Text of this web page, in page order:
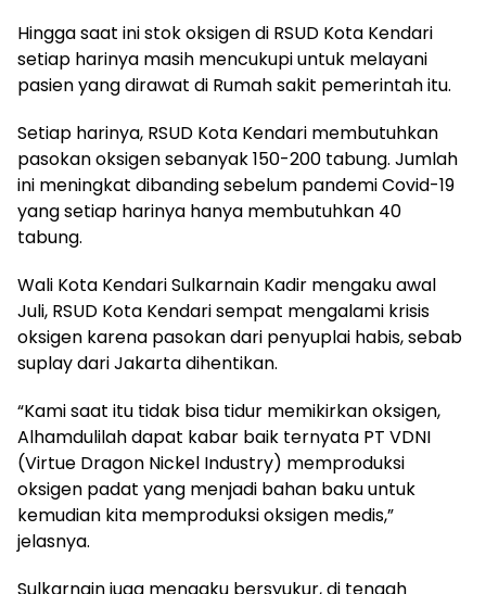
Hingga saat ini stok oksigen di RSUD Kota Kendari
setiap harinya masih mencukupi untuk melayani
pasien yang dirawat di Rumah sakit pemerintah itu.
Setiap harinya, RSUD Kota Kendari membutuhkan
pasokan oksigen sebanyak 150-200 tabung. Jumlah
ini meningkat dibanding sebelum pandemi Covid-19
yang setiap harinya hanya membutuhkan 40
tabung.
Wali Kota Kendari Sulkarnain Kadir mengaku awal
Juli, RSUD Kota Kendari sempat mengalami krisis
oksigen karena pasokan dari penyuplai habis, sebab
suplay dari Jakarta dihentikan.
“Kami saat itu tidak bisa tidur memikirkan oksigen,
Alhamdulilah dapat kabar baik ternyata PT VDNI
(Virtue Dragon Nickel Industry) memproduksi
oksigen padat yang menjadi bahan baku untuk
kemudian kita memproduksi oksigen medis,”
jelasnya.